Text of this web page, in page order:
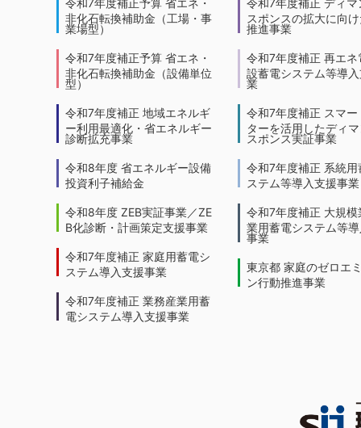
非化石転換補助金（工場・事
業場型）
令和7年度補正予算 省エネ・
非化石転換補助金（設備単位
型）
令和7年度補正 地域エネルギ
ー利用最適化・省エネルギー
診断拡充事業
令和8年度 省エネルギー設備
投資利子補給金
令和8年度 ZEB実証事業／ZE
B化診断・計画策定支援事業
令和7年度補正 家庭用蓄電シ
ステム導入支援事業
令和7年度補正 業務産業用蓄
電システム導入支援事業
スポンスの拡大に向
推進事業
令和7年度補正 再エネ
設蓄電システム等導
業
令和7年度補正 スマー
ターを活用したディ
スポンス実証事業
令和7年度補正 系統用
ステム等導入支援事業
令和7年度補正 大規模
業用蓄電システム等
事業
東京都 家庭のゼロエ
ン行動推進事業